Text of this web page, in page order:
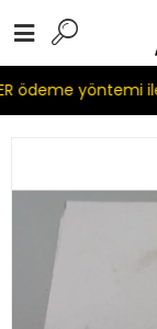
ödeme yöntemi